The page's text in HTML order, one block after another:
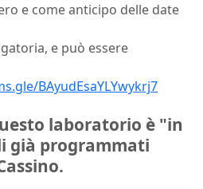
e come anticipo delle date
e può essere
BAyudEsaYLYwykrj7
laboratorio è "in
già programmati